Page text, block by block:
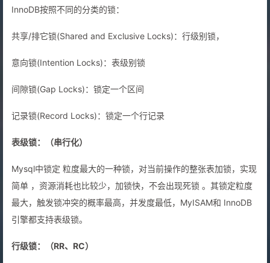
InnoDB按照不同的分类的锁：
共享/排它锁(Shared and Exclusive Locks)：行级别锁，
意向锁(Intention Locks)：表级别锁
间隙锁(Gap Locks)：锁定一个区间
记录锁(Record Locks)：锁定一个行记录
表级锁：（串行化）
Mysql中锁定 粒度最大的一种锁，对当前操作的整张表加锁，实现
简单 ，资源消耗也比较少，加锁快，不会出现死锁 。其锁定粒度
最大，触发锁冲突的概率最高，并发度最低，MyISAM和 InnoDB
引擎都支持表级锁。
行级锁：（RR、RC）